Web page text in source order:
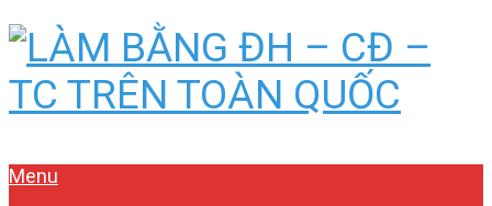
Menu